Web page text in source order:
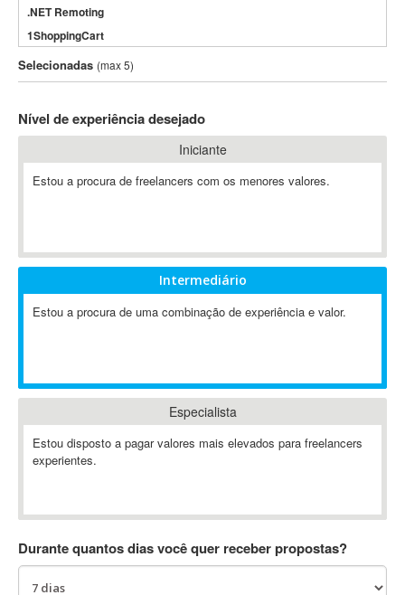
.NET Remoting
1ShoppingCart
3DS Max
3GSM
802.11
A-GPS
ABAP
Abaqus
ABBYY FineReader
Ableton
Ableton Push
Abstract
AC3
Selecionadas (max 5)
Nível de experiência desejado
Iniciante
Estou a procura de freelancers com os menores valores.
Intermediário
Estou a procura de uma combinação de experiência e valor.
Especialista
Estou disposto a pagar valores mais elevados para freelancers
experientes.
Durante quantos dias você quer receber propostas?